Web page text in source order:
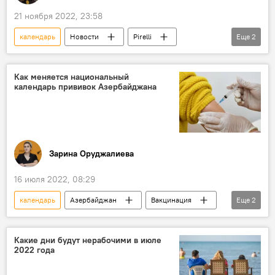
21 ноября 2022, 23:58
календарь Новости
Pirelli
Наоми Кэмпбелл
Синди Кроуфорд
Еще 2
Как меняется национальный
календарь прививок Азербайджана
Зарина Оруджалиева
16 июля 2022, 08:29
календарь Азербайджан
Вакцинация
Прививка
паспорт
Еще 2
Какие дни будут нерабочими в июле
2022 года